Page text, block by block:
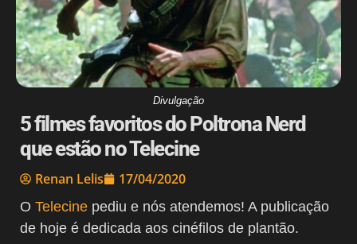
Divulgação
5 filmes favoritos do Poltrona Nerd
que estão no Telecine
Renan Lelis 17/04/2020
O Telecine pediu e nós atendemos! A publicação
de hoje é dedicada aos cinéfilos de plantão.